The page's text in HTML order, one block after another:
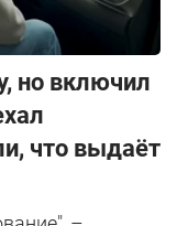
но включил
что выдаёт